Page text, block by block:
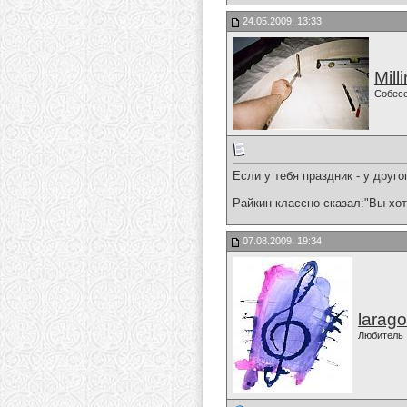
24.05.2009, 13:33
Если у тебя праздник - у
Райкин классно сказал:"Вы
07.08.2009, 19:34
Любитель